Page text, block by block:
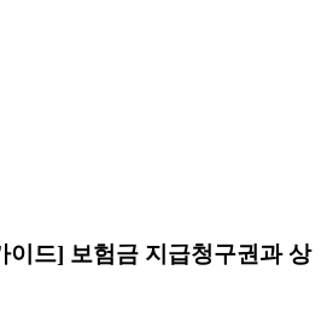
이드] 보험금 지급청구권과 상